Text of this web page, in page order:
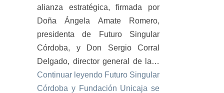
alianza estratégica, firmada por
Doña Ángela Amate Romero,
presidenta de Futuro Singular
Córdoba, y Don Sergio Corral
Delgado, director general de la…
Continuar leyendo Futuro Singular
Córdoba y Fundación Unicaja se